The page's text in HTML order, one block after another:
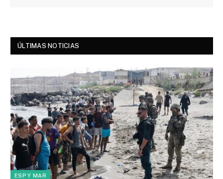
ÚLTIMAS NOTICIAS
ESP Y MAR